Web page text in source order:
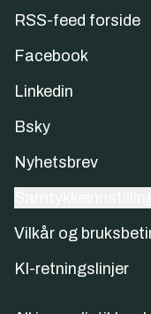
RSS-feed forside
Facebook
Linkedin
Bsky
Nyhetsbrev
Vilkår og
KI-retningslinjer